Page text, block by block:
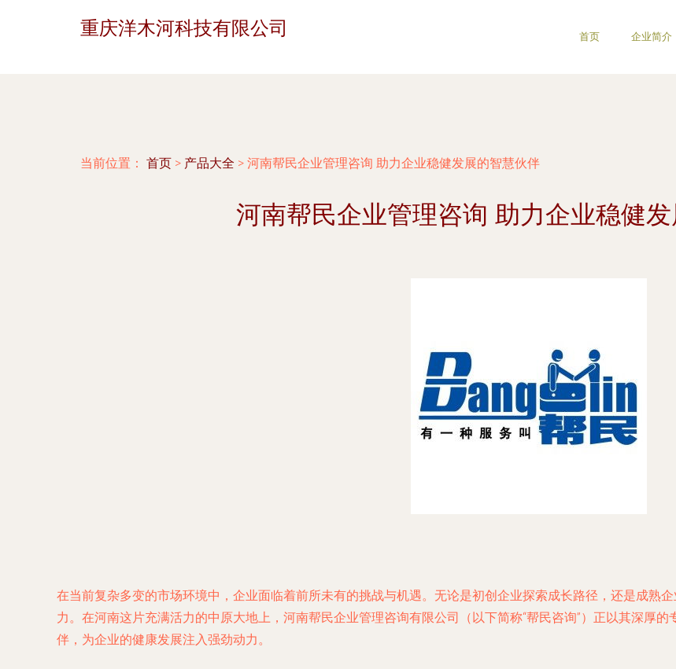
重庆洋木河科技有限公司 首页 企业简介
当前位置： 首页 > 产品大全 > 河南帮民企业管理咨询 助力企业稳健发展的智慧伙伴
河南帮民企业管理咨询 助力企业稳健
在当前复杂多变的市场环境中，企业面临着前所未有的挑战与机遇。无论是初创企业探索成长路径，还是成熟
力。在河南这片充满活力的中原大地上，河南帮民企业管理咨询有限公司（以下简称“帮民咨询”）正以其深厚
伴，为企业的健康发展注入强劲动力。